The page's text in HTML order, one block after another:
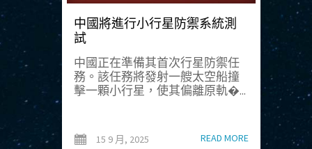
中國將進行小行星防禦系統測
試
中國正在準備其首次行星防禦任
務。該任務將發射一艘太空船撞
擊一顆小行星，使其偏離原軌�...
15 9 月, 2025 READ MORE